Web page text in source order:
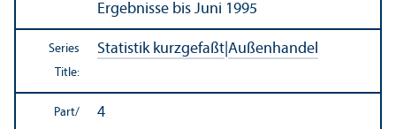
Ergebnisse bis Juni 1995
Series
Title:
Statistik kurzgefaßt Außenhandel
Part/
4